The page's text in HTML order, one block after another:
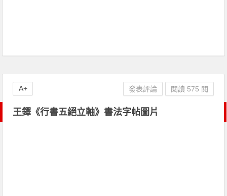
王鐸《行書五絕立軸》書法字帖圖片
發表評論 閱讀 575 閱
A+